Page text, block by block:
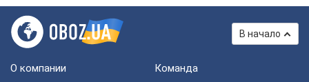
В начало
О компании Команда